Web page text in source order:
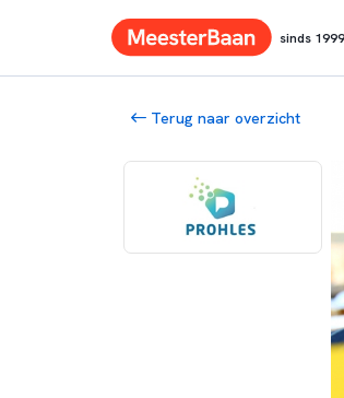
sinds 1999
Terug naar overzicht